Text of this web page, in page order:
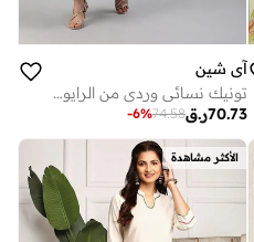
آي شين
تونيك نسائي وردي من الرايون مطبوع بقصة مستقيمة
ر.ق70.73
74.58
-6%
الأكثر مشاهدة